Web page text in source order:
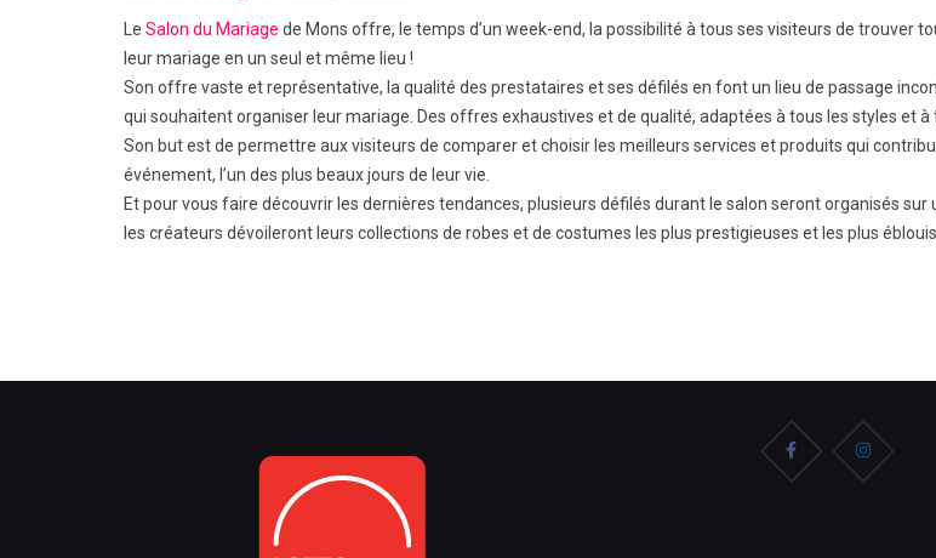
Le Salon du Mariage de Mons offre, le temps d’un week-end, la possibilité à tous ses visiteurs de trouver
leur mariage en un seul et même lieu !
Son offre vaste et représentative, la qualité des prestataires et ses défilés en font un lieu de passage
qui souhaitent organiser leur mariage. Des offres exhaustives et de qualité, adaptées à tous les styles et à
Son but est de permettre aux visiteurs de comparer et choisir les meilleurs services et produits qui
événement, l’un des plus beaux jours de leur vie.
Et pour vous faire découvrir les dernières tendances, plusieurs défilés durant le salon seront organisés
les créateurs dévoileront leurs collections de robes et de costumes les plus prestigieuses et les plus